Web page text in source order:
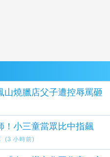
山燒臘店父子遭控辱罵砸
！小三童當眾比中指飆
(3 小時前)